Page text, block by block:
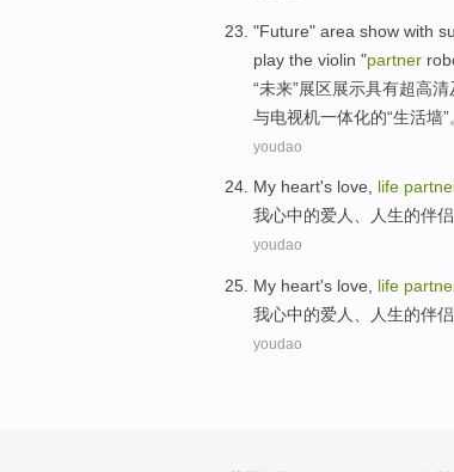
"Future" area show with
play the violin "partner
“未来”展区展示具有超高清
与电视机一体化的“生活墙”
youdao
My heart's love, life
我心中的爱人、 人生的伴侣
youdao
My heart's love life
我心中的爱人 人生的伴侣
youdao